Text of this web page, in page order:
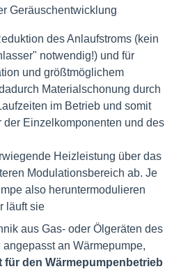
Geräuschentwicklung
des Anlaufstroms (kein
notwendig!) und für
und größtmöglichem
Materialschonung durch
im Betrieb und somit
der Einzelkomponenten und des
Heizleistung über das
Modulationsbereich ab. Je
also heruntermodulieren
läuft sie
aus Gas- oder Ölgeräten des
an Wärmepumpe,
für den Wärmepumpenbetrieb